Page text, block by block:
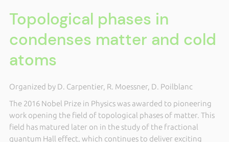
Topological phases in
condenses matter and cold
atoms
Organized by D. Carpentier, R. Moessner, D. Poilblanc
The 2016 Nobel Prize in Physics was awarded to pioneering
work opening the field of topological phases of matter. This
field has matured later on in the study of the fractional
quantum Hall effect, which continues to deliver exciting